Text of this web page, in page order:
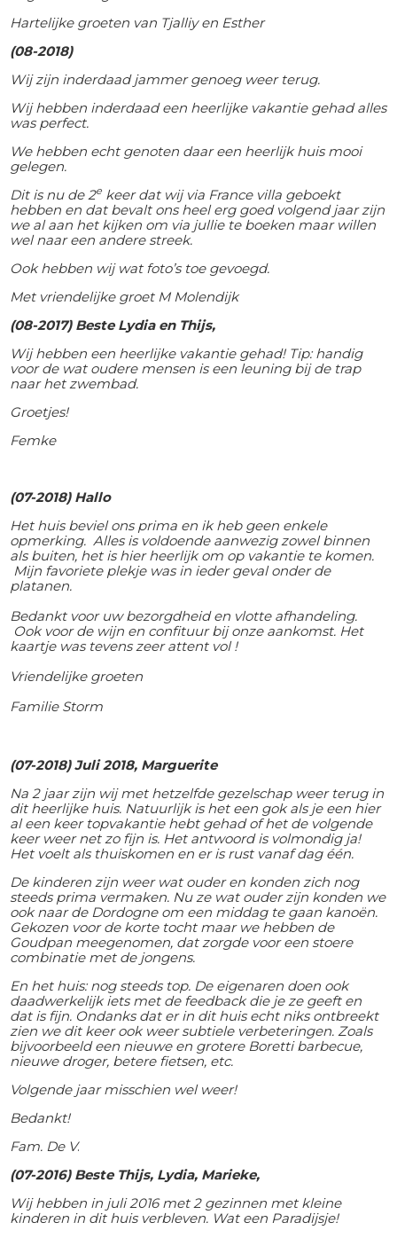
Hartelijke groeten van Tjalliy en Esther
(08-2018)
Wij zijn inderdaad jammer genoeg weer terug.
Wij hebben inderdaad een heerlijke vakantie gehad alles
was perfect.
We hebben echt genoten daar een heerlijk huis mooi
gelegen.
Dit is nu de 2e keer dat wij via France villa geboekt
hebben en dat bevalt ons heel erg goed volgend jaar zijn
we al aan het kijken om via jullie te boeken maar willen
wel naar een andere streek.
Ook hebben wij wat foto’s toe gevoegd.
Met vriendelijke groet M Molendijk
(08-2017) Beste Lydia en Thijs,
Wij hebben een heerlijke vakantie gehad! Tip: handig
voor de wat oudere mensen is een leuning bij de trap
naar het zwembad.
Groetjes!
Femke
(07-2018) Hallo
Het huis beviel ons prima en ik heb geen enkele
opmerking. Alles is voldoende aanwezig zowel binnen
als buiten, het is hier heerlijk om op vakantie te komen.
Mijn favoriete plekje was in ieder geval onder de
platanen.
Bedankt voor uw bezorgdheid en vlotte afhandeling.
Ook voor de wijn en confituur bij onze aankomst. Het
kaartje was tevens zeer attent vol !
Vriendelijke groeten
Familie Storm
(07-2018) Juli 2018, Marguerite
Na 2 jaar zijn wij met hetzelfde gezelschap weer terug in
dit heerlijke huis. Natuurlijk is het een gok als je een hier
al een keer topvakantie hebt gehad of het de volgende
keer weer net zo fijn is. Het antwoord is volmondig ja!
Het voelt als thuiskomen en er is rust vanaf dag één.
De kinderen zijn weer wat ouder en konden zich nog
steeds prima vermaken. Nu ze wat ouder zijn konden we
ook naar de Dordogne om een middag te gaan kanoën.
Gekozen voor de korte tocht maar we hebben de
Goudpan meegenomen, dat zorgde voor een stoere
combinatie met de jongens.
En het huis: nog steeds top. De eigenaren doen ook
daadwerkelijk iets met de feedback die je ze geeft en
dat is fijn. Ondanks dat er in dit huis echt niks ontbreekt
zien we dit keer ook weer subtiele verbeteringen. Zoals
bijvoorbeeld een nieuwe en grotere Boretti barbecue,
nieuwe droger, betere fietsen, etc.
Volgende jaar misschien wel weer!
Bedankt!
Fam. De V.
(07-2016) Beste Thijs, Lydia, Marieke,
Wij hebben in juli 2016 met 2 gezinnen met kleine
kinderen in dit huis verbleven. Wat een Paradijsje!